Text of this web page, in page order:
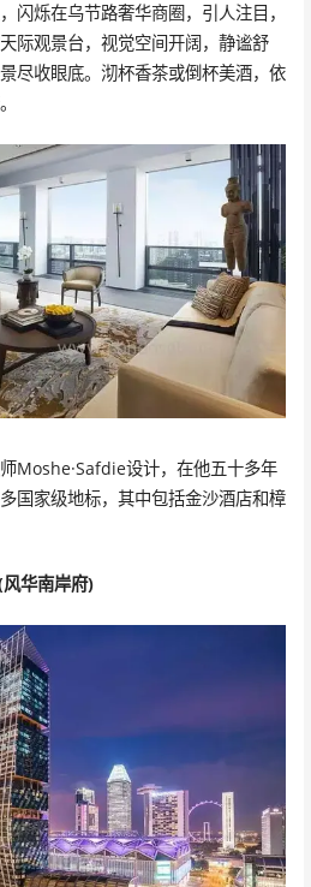
闪烁在乌节路奢华商圈，引人注目，
际观景台，视觉空间开阔，静谧舒
尽收眼底。沏杯香茶或倒杯美酒，依
Moshe·Safdie设计，在他五十多年
国家级地标，其中包括金沙酒店和樟
华南岸府)